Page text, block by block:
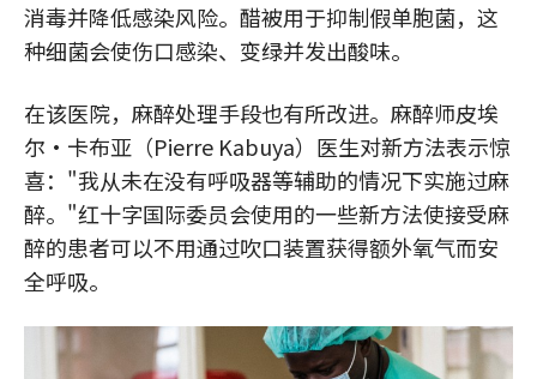
消毒并降低感染风险。醋被用于抑制假单胞菌，这
种细菌会使伤口感染、变绿并发出酸味。
在该医院，麻醉处理手段也有所改进。麻醉师皮埃
尔·卡布亚（Pierre Kabuya）医生对新方法表示惊
喜："我从未在没有呼吸器等辅助的情况下实施过麻
醉。"红十字国际委员会使用的一些新方法使接受麻
醉的患者可以不用通过吹口装置获得额外氧气而安
全呼吸。